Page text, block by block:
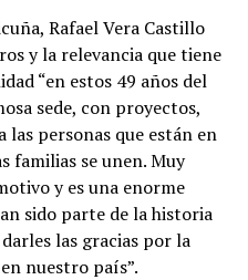
Rafael Vera Castillo
y la relevancia que tiene
“en estos 49 años del
sede, con proyectos,
las personas que están en
familias se unen. Muy
y es una enorme
sido parte de la historia
las gracias por la
nuestro país”.